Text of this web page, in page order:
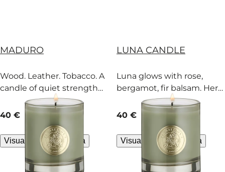
MADURO
Wood. Leather. Tobacco. A
candle of quiet strength
and determination.
current price
40 € 65 g
Visualizzazione rapida
LUNA CANDLE
Luna glows with rose,
bergamot, fir balsam. Her
secrets? Flickering,
illuminating.
current price
40 € 65 g
Visualizzazione rapida